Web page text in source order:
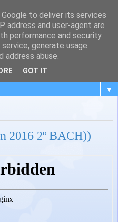
▼
2016 2º BACH))
to deliver its services
address and user-agent are
performance and security
generate usage
abuse.
GOT IT